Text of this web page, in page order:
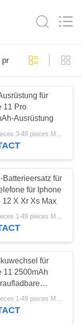
für
11 Pro
Ausrüstung
$2.00/pieces 3-49 pieces MOQ:3 Stücke
Batterieersatz für
für Iphone
12 X Xr Xs Max
$2.00/pieces 1-49 pieces MOQ:3 Stücke
für
11 2500mAh
$2.00/pieces 1-49 pieces MOQ:3 Stücke